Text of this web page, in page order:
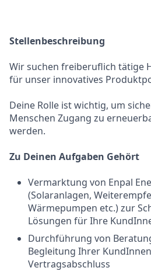
Stellenbeschreibung
Wir suchen freiberuflich tätige
für unser innovatives
Deine Rolle ist wichtig, um
Menschen Zugang zu
werden.
Zu Deinen Aufgaben Gehört
Vermarktung von Enpal
(Solaranlagen,
Wärmepumpen etc.) zur
Lösungen für Ihre
Durchführung von
Begleitung Ihrer
Vertragsabschluss